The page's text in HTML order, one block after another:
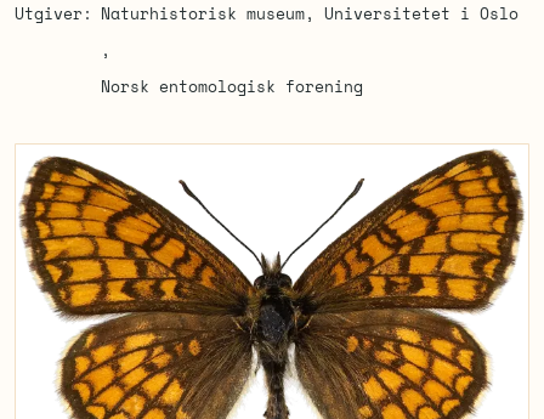
Utgiver
Naturhistorisk museum, Universitetet i Oslo
Norsk entomologisk forening